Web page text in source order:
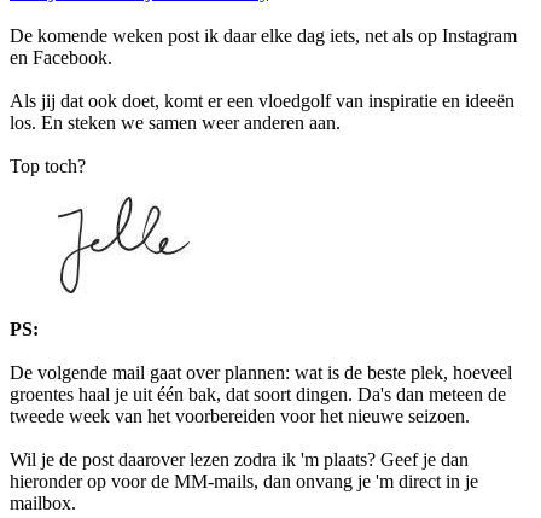
De komende weken post ik daar elke dag iets, net als op Instagram
en Facebook.
Als jij dat ook doet, komt er een vloedgolf van inspiratie en ideeën
los. En steken we samen weer anderen aan.
Top toch?
PS:
De volgende mail gaat over plannen: wat is de beste plek, hoeveel
groentes haal je uit één bak, dat soort dingen. Da's dan meteen de
tweede week van het voorbereiden voor het nieuwe seizoen.
Wil je de post daarover lezen zodra ik 'm plaats? Geef je dan
hieronder op voor de MM-mails, dan onvang je 'm direct in je
mailbox.